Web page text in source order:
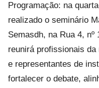
Programação: na
realizado o seminário
Semasdh, na Rua 4,
reunirá profissionais
e representantes de
fortalecer o debate,